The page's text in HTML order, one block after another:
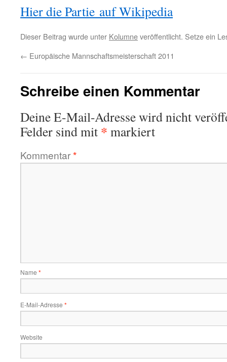
Hier die Partie auf Wikipedia
Dieser Beitrag wurde unter Kolumneveröffentlicht. Setze ein
← Europäische Mannschaftsmeisterschaft 2011
Schreibe einen Kommentar
Deine E-Mail-Adresse wird nicht
Felder sind mit * markiert
Kommentar*
Name *
E-Mail-Adresse *
Website